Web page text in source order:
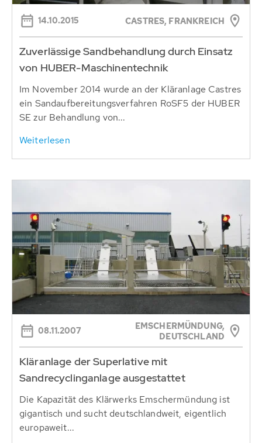
14.10.2015 CASTRES, FRANKREICH
Zuverlässige Sandbehandlung durch Einsatz
von HUBER-Maschinentechnik
Im November 2014 wurde an der Kläranlage Castres
ein Sandaufbereitungsverfahren RoSF5 der HUBER
SE zur Behandlung von...
Weiterlesen
08.11.2007
EMSCHERMÜNDUNG,
DEUTSCHLAND
Kläranlage der Superlative mit
Sandrecyclinganlage ausgestattet
Die Kapazität des Klärwerks Emschermündung ist
gigantisch und sucht deutschlandweit, eigentlich
europaweit...